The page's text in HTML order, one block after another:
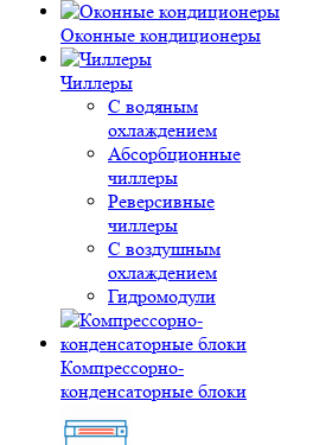
Оконные кондиционеры
Чиллеры
С водяным
охлаждением
Абсорбционные
чиллеры
Реверсивные
чиллеры
С воздушным
охлаждением
Гидромодули
Компрессорно-
конденсаторные блоки